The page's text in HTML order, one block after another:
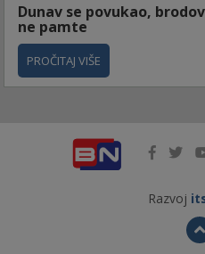
Dunav se povukao,
ne pamte
PROČITAJ VIŠE
Razvoj